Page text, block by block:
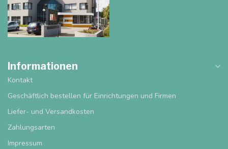
Informationen
Kontakt
Geschäftlich bestellen für Einrichtungen und Firmen
Liefer- und Versandkosten
Zahlungsarten
Impressum